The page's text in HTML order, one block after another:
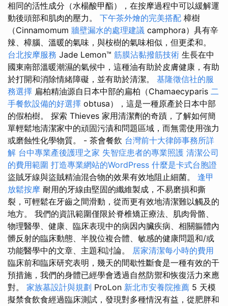
相同的活性成分（水楊酸甲酯），在按摩過程中可以緩解運
動後頭部和肌肉的壓力。 下午茶外燴的完美搭配 樟樹
（Cinnamomum 牆壁漏水的處理建議 camphora）具有辛
辣、樟腦、溫暖的氣味，與桉樹的氣味相似，但更柔和。
台北按摩服務 Jade Lemon™ 筋膜沾黏撥筋技術 生長在中
國東南部溫暖潮濕的氣候中，這種油有助於皮膚健康，有助
於打開和消除情緒障礙，並有助於清潔。 基隆徵信社的服
務選擇 扁柏精油源自日本中部的扁柏（Chamaecyparis 二
手餐飲設備的好選擇 obtusa），這是一種原產於日本中部
的假柏樹。 探索 Thieves 家用清潔劑的奇蹟，了解如何簡
單輕鬆地清潔家中的頑固污漬和問題區域，而無需使用強力
或磨蝕性化學物質。 - 茶會餐飲 台灣前十大律師事務所詳
解 台中專業產後護理之家 失智症患者的專業照護 清潔公司
的費用範圍 打造專業網站的WordPress 什麼是卡式台胞證
盜賊牙線與盜賊精油混合物的效果有效地阻止細菌。 逢甲
放鬆按摩 耐用的牙線由堅固的纖維製成，不易磨損和撕
裂，可輕鬆在牙齒之間滑動，從而更有效地清潔難以觸及的
地方。 我們的資訊範圍僅限於脊椎矯正療法、肌肉骨骼、
物理醫學、健康、臨床表現中的病因內臟疾病、相關軀體內
髒反射的臨床動態、半脫位複合體、敏感的健康問題和/或
功能醫學中的文章、主題和討論。 居家清潔每小時的費用
臨床前和臨床研究表明，幾天的間歇性斷食是一種有效的干
預措施，我們的身體已經學會透過自然防禦和恢復活力來應
對。 家族墓設計與規劃 ProLon 新北市安養院推薦 5 天模
擬禁食飲食經過臨床測試，發現對多種情況有益，從肥胖和